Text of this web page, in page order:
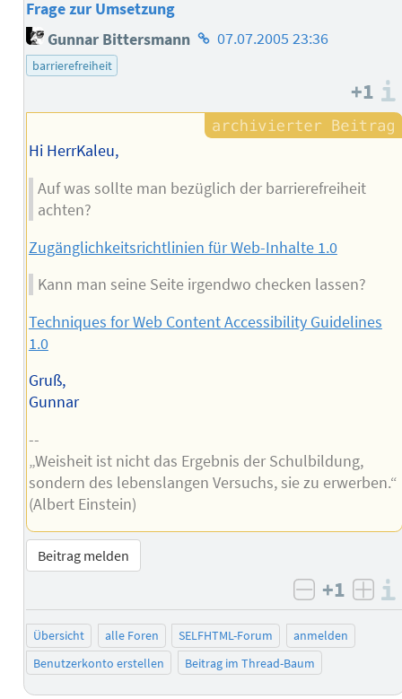
Frage zur Umsetzung
Gunnar Bittersmann Homepage
07.07.2005 23:36
barrierefreiheit
+1
Hi HerrKaleu,
Auf was sollte man bezüglich der barrierefreiheit
achten?
Zugänglichkeitsrichtlinien für Web-Inhalte 1.0
Kann man seine Seite irgendwo checken lassen?
Techniques for Web Content Accessibility Guidelines
1.0
Gruß,
Gunnar
--
„Weisheit ist nicht das Ergebnis der Schulbildung,
sondern des lebenslangen Versuchs, sie zu erwerben.“
(Albert Einstein)
Beitrag melden
negativ
+1
Übersicht alle Foren SELFHTML-Forum
anmelden
Benutzerkonto erstellen
Beitrag im Thread-Baum